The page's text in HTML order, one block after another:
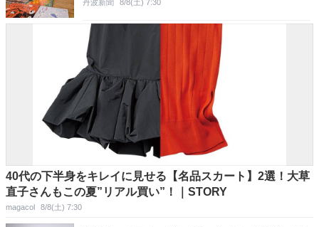
丹波新聞 8/8(土) 7:30
40代の下半身をキレイに見せる【名品スカート】2選！大草
直子さんもこの夏”リアル買い”！｜STORY
magacol 8/8(土) 7:30